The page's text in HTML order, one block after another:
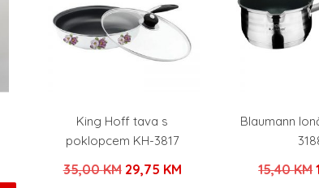
King Hoff tava s
poklopcem KH-3817
35,00KM Izvorna
29,75 KMTrenutna
Blaumann
15,40KM